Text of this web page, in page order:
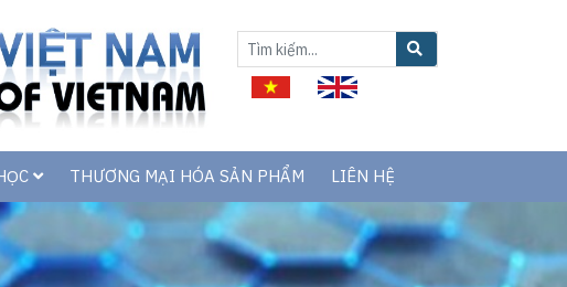
THƯƠNG MẠI HÓA SẢN PHẨM LIÊN HỆ